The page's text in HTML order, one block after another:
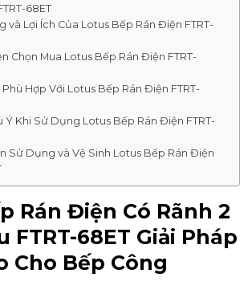
68ET
và Lợi Ích Của Lotus Bếp Rán Điện FTRT-
Chọn Mua Lotus Bếp Rán Điện FTRT-
Hợp Với Lotus Bếp Rán Điện FTRT-
Ý Khi Sử Dụng Lotus Bếp Rán Điện FTRT-
Sử Dụng và Vệ Sinh Lotus Bếp Rán Điện
Rán Điện Có Rãnh 2
FTRT-68ET Giải Pháp
Cho Bếp Công